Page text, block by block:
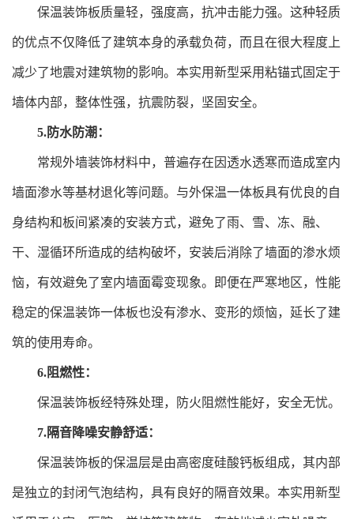
保温装饰板质量轻，强度高，抗冲击能力强。这种轻质
的优点不仅降低了建筑本身的承载负荷，而且在很大程度上
减少了地震对建筑物的影响。本实用新型采用粘锚式固定于
墙体内部，整体性强，抗震防裂，坚固安全。
5.防水防潮：
常规外墙装饰材料中，普遍存在因透水透寒而造成室内
墙面渗水等基材退化等问题。与外保温一体板具有优良的自
身结构和板间紧凑的安装方式，避免了雨、雪、冻、融、
干、湿循环所造成的结构破坏，安装后消除了墙面的渗水烦
恼，有效避免了室内墙面霉变现象。即便在严寒地区，性能
稳定的保温装饰一体板也没有渗水、变形的烦恼，延长了建
筑的使用寿命。
6.阻燃性：
保温装饰板经特殊处理，防火阻燃性能好，安全无忧。
7.隔音降噪安静舒适：
保温装饰板的保温层是由高密度硅酸钙板组成，其内部
是独立的封闭气泡结构，具有良好的隔音效果。本实用新型